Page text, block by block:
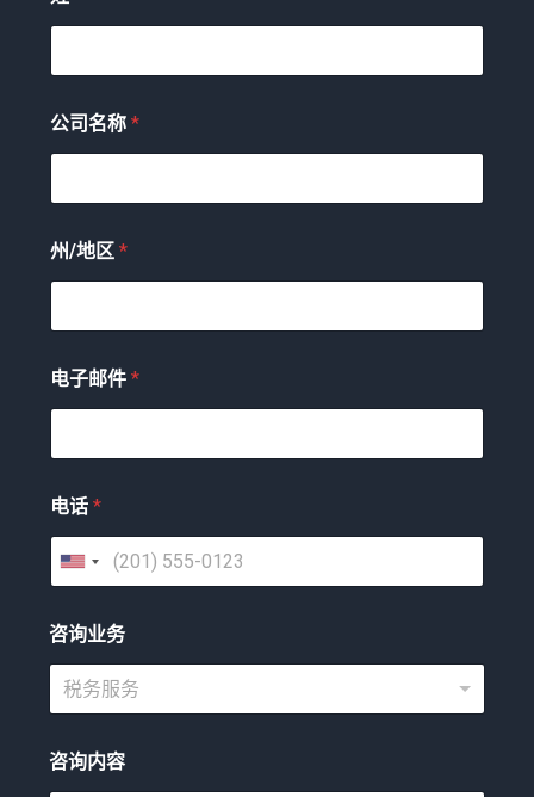
公司名称 *
州/地区 *
电子邮件 *
电话 *
美
+
1
咨询业务
税务服务
咨询内容